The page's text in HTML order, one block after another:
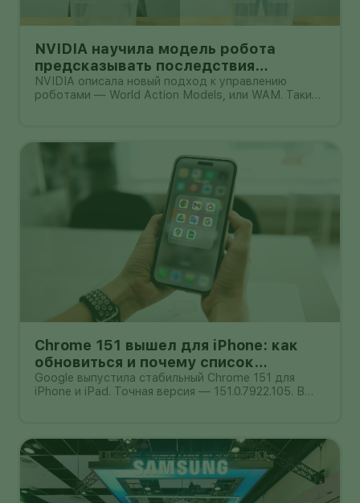
NVIDIA научила модель робота
предсказывать последствия
действий: что доказали цифры и где
предел
NVIDIA описала новый подход к управлению
роботами — World Action Models, или WAM. Такие
Chrome 151 вышел для iPhone: как
обновиться и почему список
исправлений нельзя додумывать
Google выпустила стабильный Chrome 151 для
iPhone и iPad. Точная версия — 151.0.7922.105. В
список закрытых уязвимостей. Поэтому при